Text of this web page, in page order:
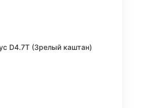
D4.7T (Зрелый каштан)